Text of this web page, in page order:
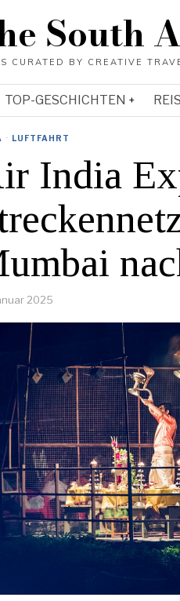
South
TOP-GESCHICHTEN
· LUFTFAHRT
India
2025